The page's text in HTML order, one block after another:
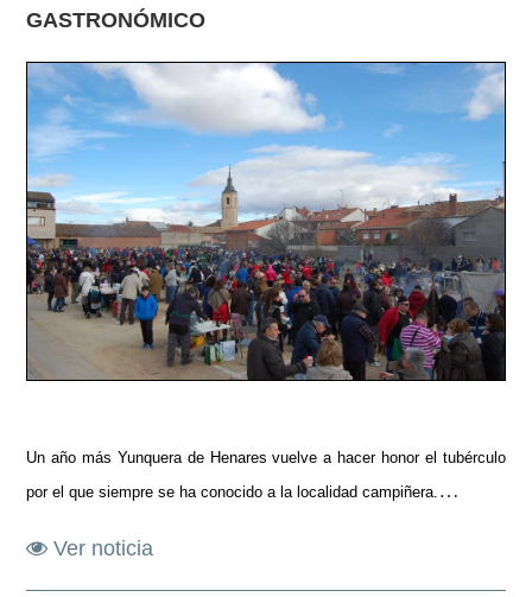
GASTRONÓMICO
Un año más Yunquera de Henares vuelve a hacer honor el tubérculo
por el que siempre se ha conocido a la localidad campiñera. …
Ver noticia